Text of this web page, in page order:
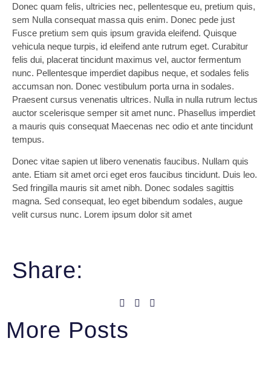
Donec quam felis, ultricies nec, pellentesque eu, pretium quis,
sem Nulla consequat massa quis enim. Donec pede just
Fusce pretium sem quis ipsum gravida eleifend. Quisque
vehicula neque turpis, id eleifend ante rutrum eget. Curabitur
felis dui, placerat tincidunt maximus vel, auctor fermentum
nunc. Pellentesque imperdiet dapibus neque, et sodales felis
accumsan non. Donec vestibulum porta urna in sodales.
Praesent cursus venenatis ultrices. Nulla in nulla rutrum lectus
auctor scelerisque semper sit amet nunc. Phasellus imperdiet
a mauris quis consequat Maecenas nec odio et ante tincidunt
tempus.
Donec vitae sapien ut libero venenatis faucibus. Nullam quis
ante. Etiam sit amet orci eget eros faucibus tincidunt. Duis leo.
Sed fringilla mauris sit amet nibh. Donec sodales sagittis
magna. Sed consequat, leo eget bibendum sodales, augue
velit cursus nunc. Lorem ipsum dolor sit amet
Share:
More Posts